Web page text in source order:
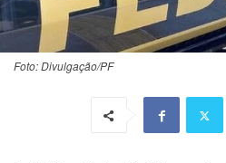
Foto: Divulgação/PF